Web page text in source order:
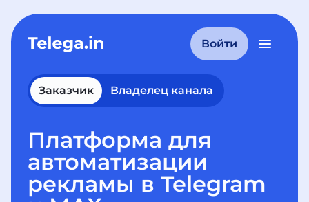
Войти
Заказчик Владелец канала
Платформа для
автоматизации
рекламы в Telegram